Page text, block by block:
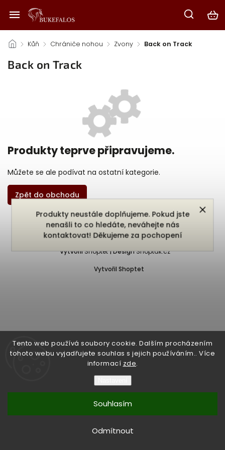
Tento web používá soubory cookie. Dalším procházením
tohoto webu vyjadřujete souhlas s jejich používáním.. Více
informací zde.
Odmítnout
Souhlasím
Produkty neustále doplňujeme. Pokud jste
nenašli to co hledáte, neváhejte nás
kontaktovat! Děkujeme za pochopení
/ Kůň / Chrániče nohou / Zvony / Back on Track
Back on Track
Produkty teprve připravujeme.
Můžete se ale podívat na ostatní kategorie.
Zpět do obchodu
Vytvořil Shoptet
Copyright 2026Bukefalos. Všechna práva vyhrazena.
Vytvořil Shoptet | Design Shoptak.cz